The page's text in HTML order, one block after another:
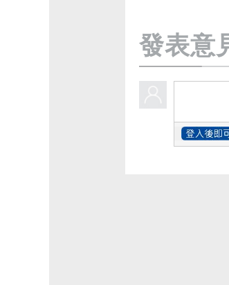
發表意